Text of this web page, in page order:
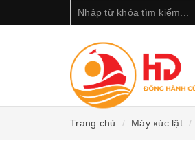
Trang chủ Máy xúc lật